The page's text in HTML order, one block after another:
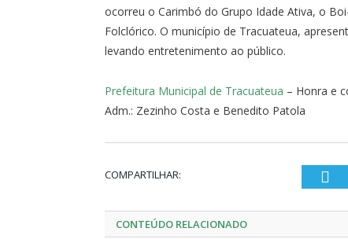
ocorreu o Carimbó do Grupo Idade Ativa, o
Folclórico. O município de Tracuateua,
levando entretenimento ao público.
Prefeitura Municipal de Tracuateua – Honra e
Adm.: Zezinho Costa e Benedito Patola
COMPARTILHAR:
CONTEÚDO RELACIONADO